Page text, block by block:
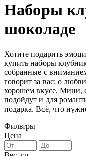
Наборы
шоколаде
Хотите подарить
купить наборы
собранные с
говорит за вас: о
хорошем вкусе. Мини,
подойдут и для
подарка. Всё, что
Фильтры
Цена